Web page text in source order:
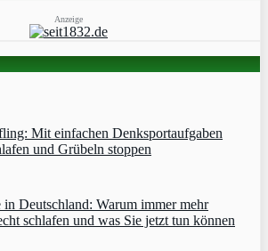
Anzeige
Mit einfachen Denksportaufgaben
und Grübeln stoppen
in Deutschland: Warum immer mehr
schlafen und was Sie jetzt tun können